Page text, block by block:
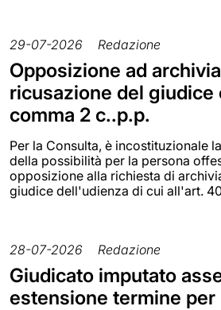
29-07-2026 Redazione
Opposizione ad
ricusazione del giudice
comma 2 c..p.p.
Per la Consulta, è incostituzionale
della possibilità per la persona
opposizione alla richiesta di
giudice dell'udienza di cui all'art.
28-07-2026 Redazione
Giudicato imputato
estensione termine